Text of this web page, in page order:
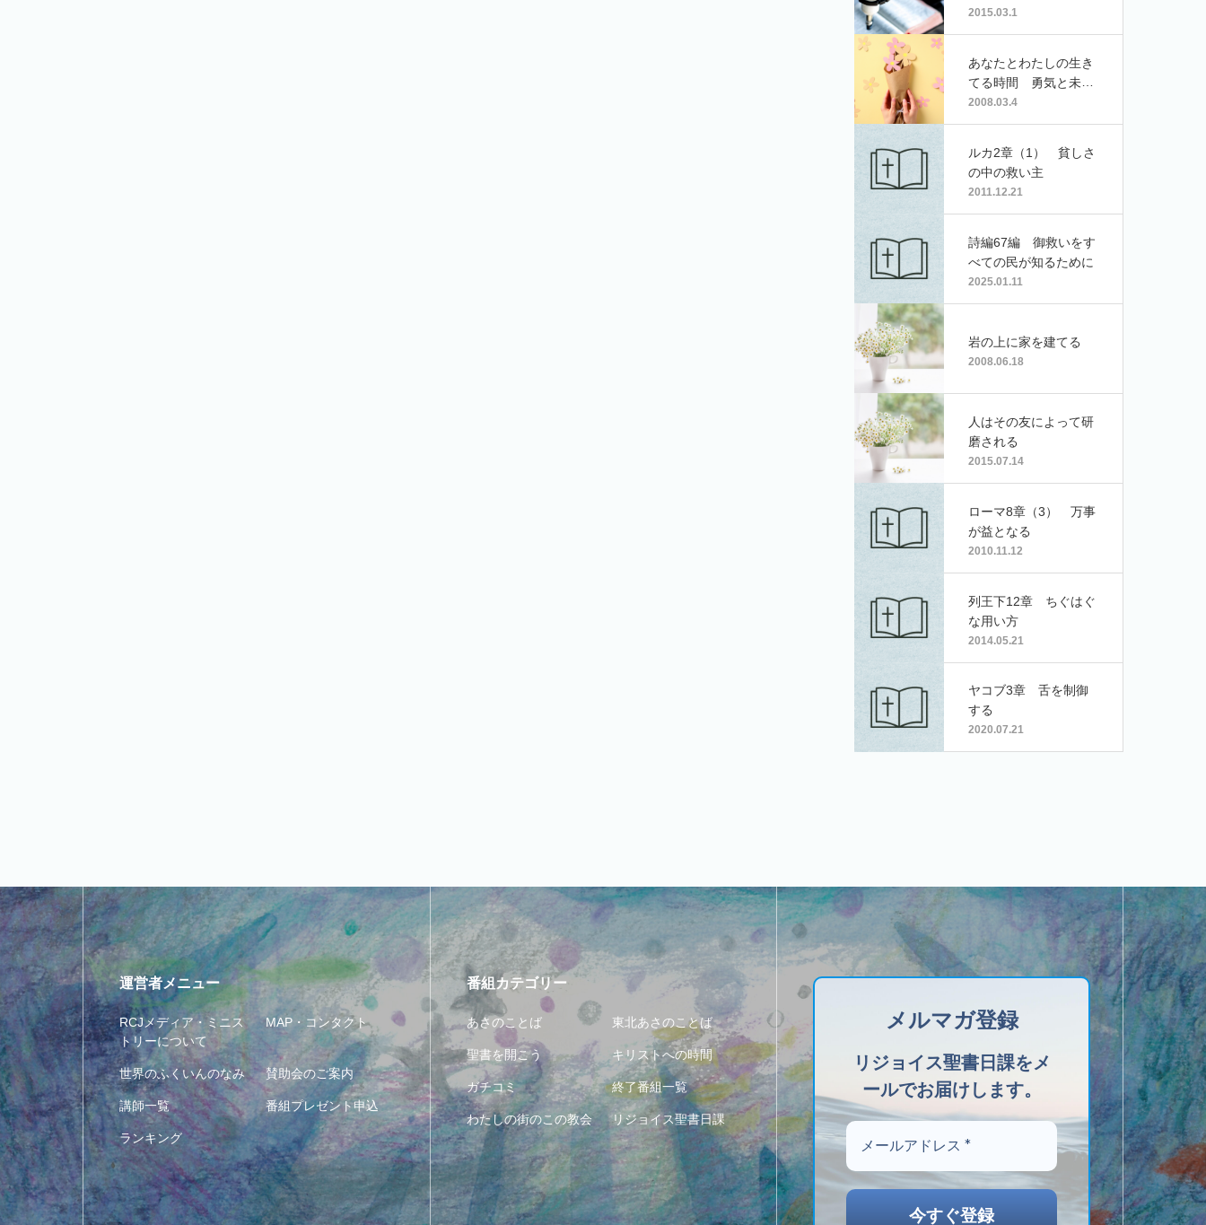
2015.03.1
あなたとわたしの生き
てる時間 勇気と未来-
あすへの窓34周年-
2008.03.4
ルカ2章（1） 貧しさ
の中の救い主
2011.12.21
詩編67編 御救いをす
べての民が知るために
2025.01.11
岩の上に家を建てる
2008.06.18
人はその友によって研
磨される
2015.07.14
ローマ8章（3） 万事
が益となる
2010.11.12
列王下12章 ちぐはぐ
な用い方
2014.05.21
ヤコブ3章 舌を制御
する
2020.07.21
運営者メニュー
RCJメディア・ミニス
トリーについて
MAP・コンタクト
世界のふくいんのなみ 賛助会のご案内
講師一覧 番組プレゼント申込
ランキング
番組カテゴリー
あさのことば 東北あさのことば
聖書を開こう キリストへの時間
ガチコミ 終了番組一覧
わたしの街のこの教会 リジョイス聖書日課
メルマガ登録
リジョイス聖書日課をメ
ールでお届けします。